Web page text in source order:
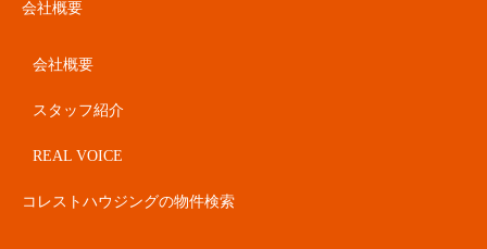
会社概要
会社概要
スタッフ紹介
REAL VOICE
コレストハウジングの物件検索